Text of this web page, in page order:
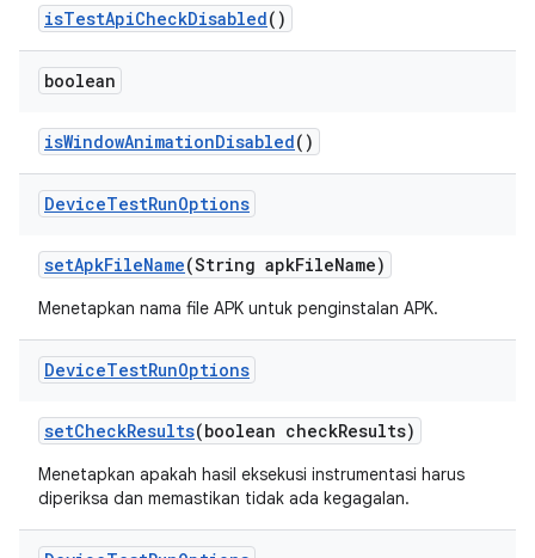
isTestApiCheckDisabled()
boolean
isWindowAnimationDisabled()
DeviceTestRunOptions
setApkFileName(String apkFileName)
Menetapkan nama file APK untuk penginstalan APK.
DeviceTestRunOptions
setCheckResults(boolean checkResults)
Menetapkan apakah hasil eksekusi instrumentasi harus
diperiksa dan memastikan tidak ada kegagalan.